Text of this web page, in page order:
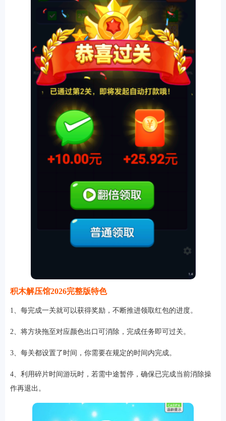
小游戏 恋爱养成沙盒模组up主自制赛车竞速策略塔防
益智休闲冒险解谜街机格斗模拟经营音乐游戏单机游戏战争策略
影音播放游戏辅助摄影美颜办公商务旅游出行
生活购物
积木解压馆2026完整版特色
1、每完成一关就可以获得奖励，不断推进领取红包的进度。
2、将方块拖至对应颜色出口可消除，完成任务即可过关。
3、每关都设置了时间，你需要在规定的时间内完成。
4、利用碎片时间游玩时，若需中途暂停，确保已完成当前消除操
作再退出。